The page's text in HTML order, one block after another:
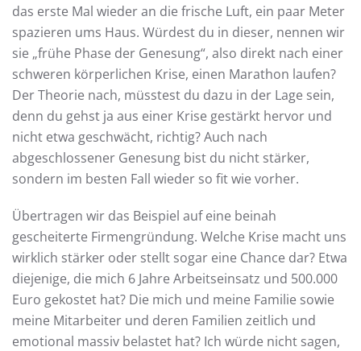
das erste Mal wieder an die frische Luft, ein paar Meter
spazieren ums Haus. Würdest du in dieser, nennen wir
sie „frühe Phase der Genesung“, also direkt nach einer
schweren körperlichen Krise, einen Marathon laufen?
Der Theorie nach, müsstest du dazu in der Lage sein,
denn du gehst ja aus einer Krise gestärkt hervor und
nicht etwa geschwächt, richtig? Auch nach
abgeschlossener Genesung bist du nicht stärker,
sondern im besten Fall wieder so fit wie vorher.
Übertragen wir das Beispiel auf eine beinah
gescheiterte Firmengründung. Welche Krise macht uns
wirklich stärker oder stellt sogar eine Chance dar? Etwa
diejenige, die mich 6 Jahre Arbeitseinsatz und 500.000
Euro gekostet hat? Die mich und meine Familie sowie
meine Mitarbeiter und deren Familien zeitlich und
emotional massiv belastet hat? Ich würde nicht sagen,